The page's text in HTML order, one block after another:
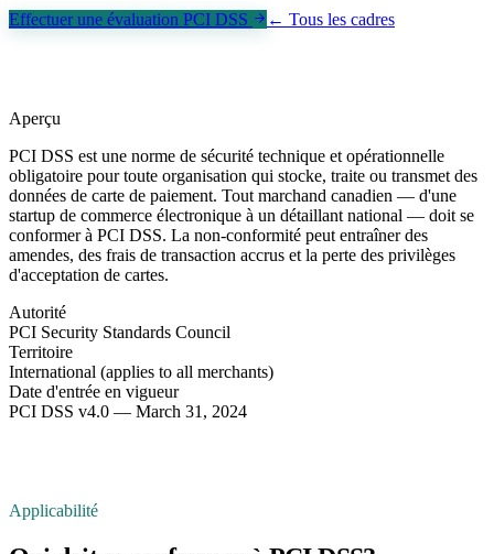
Effectuer une évaluation PCI DSS
← Tous les cadres
Aperçu
PCI DSS est une norme de sécurité technique et opérationnelle
obligatoire pour toute organisation qui stocke, traite ou transmet des
données de carte de paiement. Tout marchand canadien — d'une
startup de commerce électronique à un détaillant national — doit se
conformer à PCI DSS. La non-conformité peut entraîner des
amendes, des frais de transaction accrus et la perte des privilèges
d'acceptation de cartes.
Autorité
PCI Security Standards Council
Territoire
International (applies to all merchants)
Date d'entrée en vigueur
PCI DSS v4.0 — March 31, 2024
Applicabilité